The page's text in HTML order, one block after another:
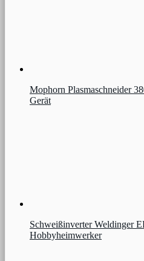
Mophorn Plasmaschneider
Gerät
Schweißinverter Weldinger
Hobbyheimwerker